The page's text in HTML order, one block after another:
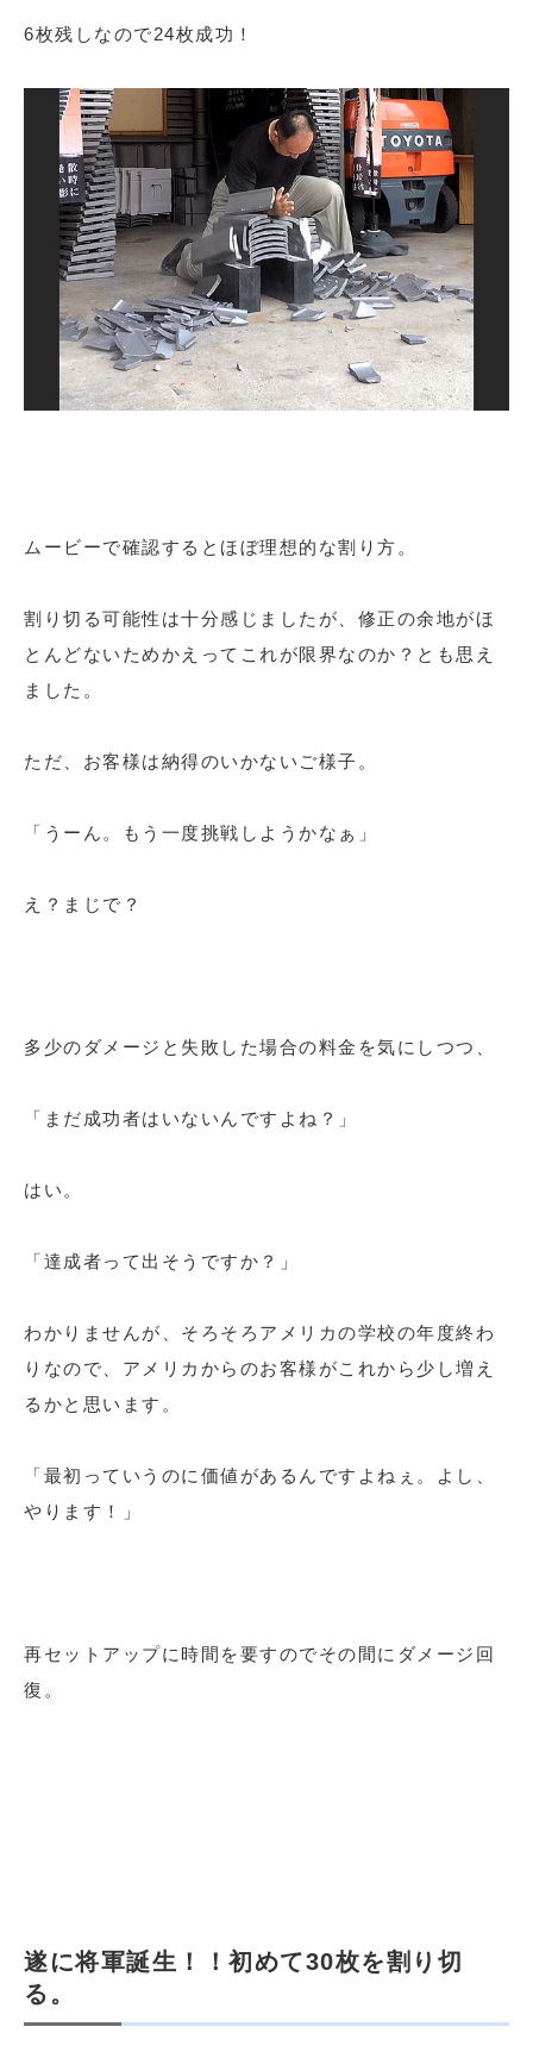
6枚残しなので24枚成功！
ムービーで確認するとほぼ理想的な割り方。
割り切る可能性は十分感じましたが、修正の余地がほ
とんどないためかえってこれが限界なのか？とも思え
ました。
ただ、お客様は納得のいかないご様子。
「うーん。もう一度挑戦しようかなぁ」
え？まじで？
多少のダメージと失敗した場合の料金を気にしつつ、
「まだ成功者はいないんですよね？」
はい。
「達成者って出そうですか？」
わかりませんが、そろそろアメリカの学校の年度終わ
りなので、アメリカからのお客様がこれから少し増え
るかと思います。
「最初っていうのに価値があるんですよねぇ。よし、
やります！」
再セットアップに時間を要すのでその間にダメージ回
復。
遂に将軍誕生！！初めて30枚を割り切
る。